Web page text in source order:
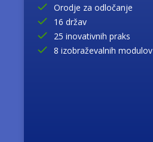
Orodje za odločanje
16 držav
25 inovativnih praks
8 izobraževalnih modulov